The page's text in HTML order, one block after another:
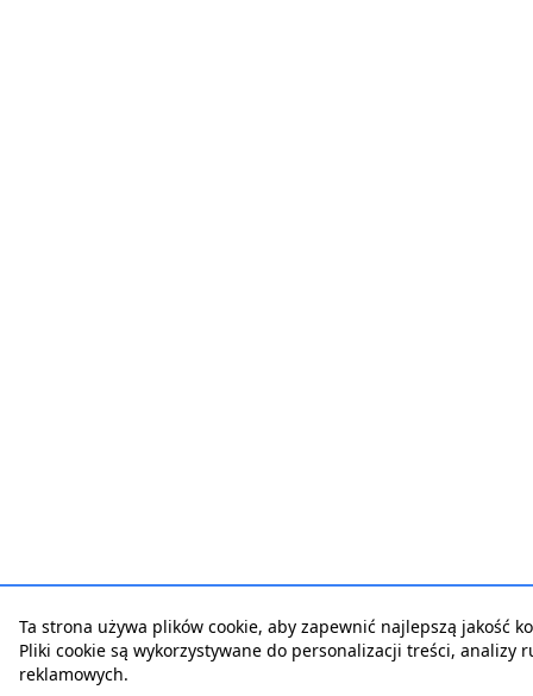
Ta strona używa plików cookie, aby zapewnić najlepszą jakość
Pliki cookie są wykorzystywane do personalizacji treści, analizy
reklamowych.